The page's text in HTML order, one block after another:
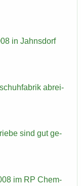
in Jahns­dorf
ab­rei­
sind gut ge­
im RP Chem­